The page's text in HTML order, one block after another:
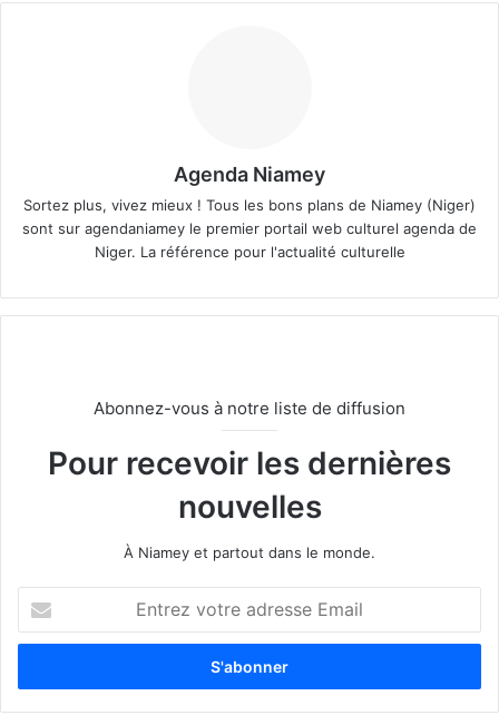
Agenda Niamey
Sortez plus, vivez mieux ! Tous les bons plans de Niamey (Niger)
sont sur agendaniamey le premier portail web culturel agenda de
Niger. La référence pour l'actualité culturelle
Abonnez-vous à notre liste de diffusion
Pour recevoir les dernières
nouvelles
À Niamey et partout dans le monde.
t
e
z